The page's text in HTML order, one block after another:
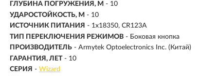
ГЛУБИНА ПОГРУЖЕНИЯ, М - 10
УДАРОСТОЙКОСТЬ, М - 10
ИСТОЧНИК ПИТАНИЯ - 1x18350, CR123A
ТИП ПЕРЕКЛЮЧЕНИЯ РЕЖИМОВ - Боковая кнопка
ПРОИЗВОДИТЕЛЬ - Armytek Optoelectronics Inc. (Китай)
ГАРАНТИЯ, ЛЕТ - 10
СЕРИЯ - Wizard